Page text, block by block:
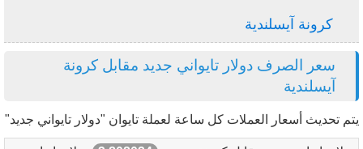
كرونة آيسلندية
سعر الصرف دولار تايواني جديد مقابل كرونة
آيسلندية
يتم تحديث أسعار العملات كل ساعة لعملة تايوان "دولار تايواني جديد"